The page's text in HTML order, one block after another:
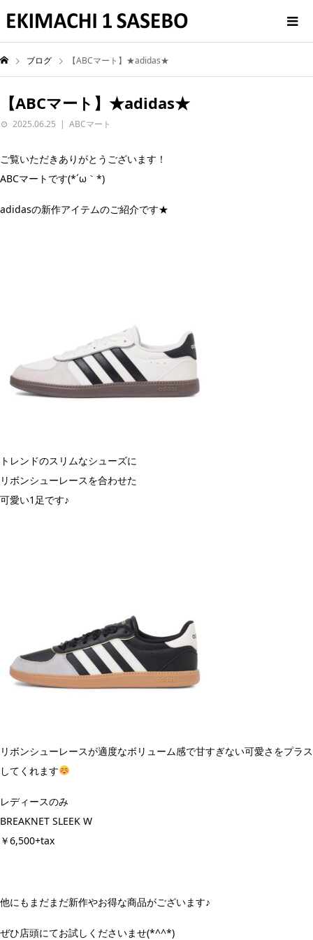
ブログ 【ABCマート】★adidas★
【ABCマート】★adidas★
2025.06.25 ABCマート
ご覧いただきありがとうございます！
ABCマートです(*´ω｀*)
adidasの新作アイテムのご紹介です★
トレンドのスリムなシューズに
リボンシューレースを合わせた
可愛い1足です♪
リボンシューレースが適度なボリューム感で甘すぎない可愛さをプラス
してくれます
レディースのみ
BREAKNET SLEEK W
￥6,500+tax
他にもまだまだ新作やお得な商品がございます♪︎
ぜひ店頭にてお試しくださいませ(*^^*)